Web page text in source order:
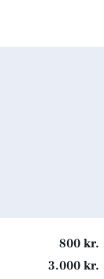
800 kr.
3.000 kr.